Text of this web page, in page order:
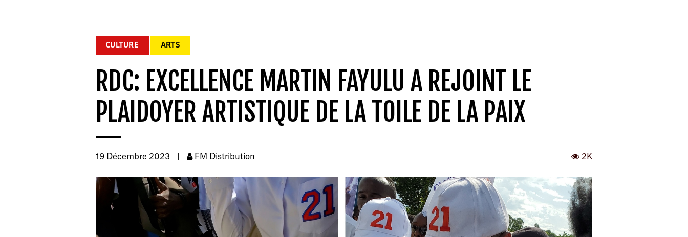
CULTURE ARTS
RDC: EXCELLENCE MARTIN FAYULU A REJOINT LE
PLAIDOYER ARTISTIQUE DE LA TOILE DE LA PAIX
19 Décembre 2023 FM Distribution 2K